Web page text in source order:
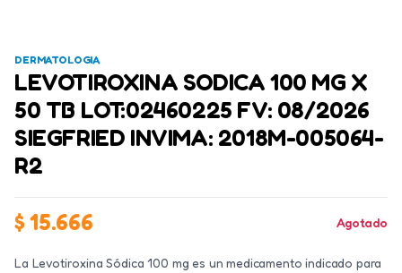
DERMATOLOGIA
LEVOTIROXINA SODICA 100 MG X
50 TB LOT:02460225 FV: 08/2026
SIEGFRIED INVIMA: 2018M-005064-
R2
$15.666 Agotado
La Levotiroxina Sódica 100 mg es un medicamento indicado para